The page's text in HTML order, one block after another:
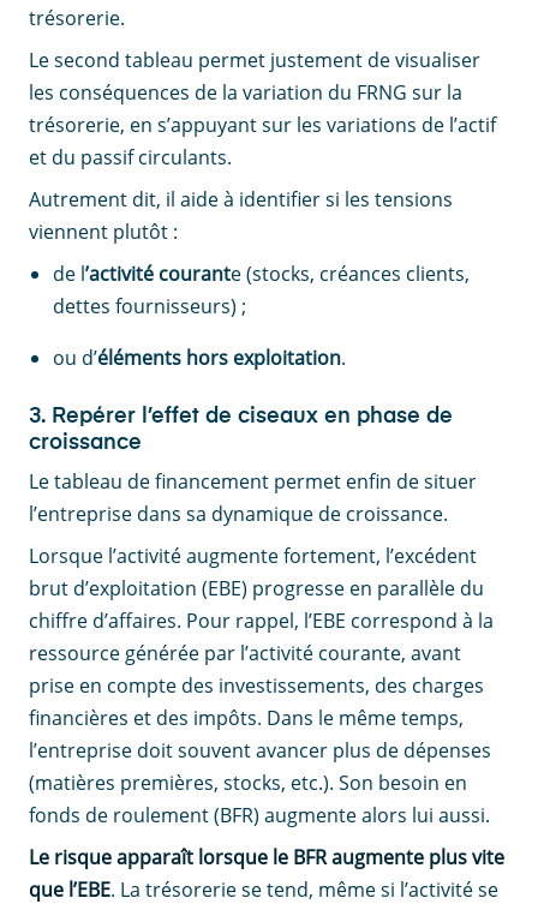
trésorerie.
Le second tableau permet justement de visualiser
les conséquences de la variation du FRNG sur la
trésorerie, en s’appuyant sur les variations de l’actif
et du passif circulants.
Autrement dit, il aide à identifier si les tensions
viennent plutôt :
de l’activité courante (stocks, créances clients,
dettes fournisseurs) ;
ou d’éléments hors exploitation.
3. Repérer l’effet de ciseaux en phase de
croissance
Le tableau de financement permet enfin de situer
l’entreprise dans sa dynamique de croissance.
Lorsque l’activité augmente fortement, l’excédent
brut d’exploitation (EBE) progresse en parallèle du
chiffre d’affaires. Pour rappel, l’EBE correspond à la
ressource générée par l’activité courante, avant
prise en compte des investissements, des charges
financières et des impôts. Dans le même temps,
l’entreprise doit souvent avancer plus de dépenses
(matières premières, stocks, etc.). Son besoin en
fonds de roulement (BFR) augmente alors lui aussi.
Le risque apparaît lorsque le BFR augmente plus vite
que l’EBE. La trésorerie se tend, même si l’activité se